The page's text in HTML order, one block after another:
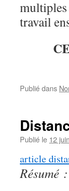
travail
Publié dans
Publié le 12
article
Résumé :